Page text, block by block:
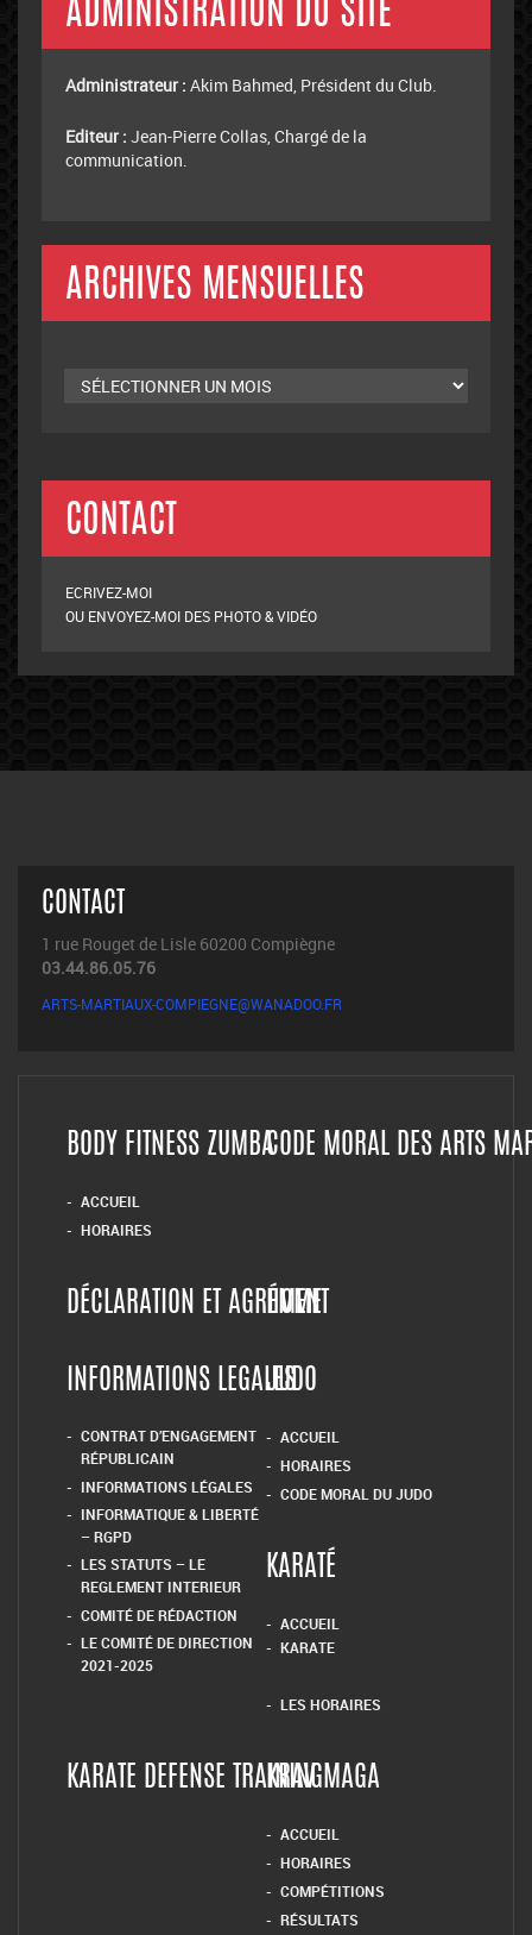
ADMINISTRATION DU SITE
Administrateur : Akim Bahmed, Président du Club.
Editeur : Jean-Pierre Collas, Chargé de la
communication.
ARCHIVES MENSUELLES
CONTACT
ECRIVEZ-MOI
OU ENVOYEZ-MOI DES PHOTO & VIDÉO
CONTACT
1 rue Rouget de Lisle 60200 Compiègne
03.44.86.05.76
ARTS-MARTIAUX-COMPIEGNE@WANADOO.FR
BODY FITNESS ZUMBA
ACCUEIL
HORAIRES
CODE MORAL DES ARTS
DÉCLARATION ET AGRÉMENT
HOME
INFORMATIONS LEGALES
CONTRAT D’ENGAGEMENT
RÉPUBLICAIN
INFORMATIONS LÉGALES
INFORMATIQUE & LIBERTÉ
– RGPD
LES STATUTS – LE
REGLEMENT INTERIEUR
COMITÉ DE RÉDACTION
LE COMITÉ DE DIRECTION
2021-2025
JUDO
ACCUEIL
HORAIRES
CODE MORAL DU JUDO
KARATÉ
ACCUEIL
KARATE
LES HORAIRES
KARATE DEFENSE TRAININGKRAV MAGA
ACCUEIL
HORAIRES
COMPÉTITIONS
RÉSULTATS